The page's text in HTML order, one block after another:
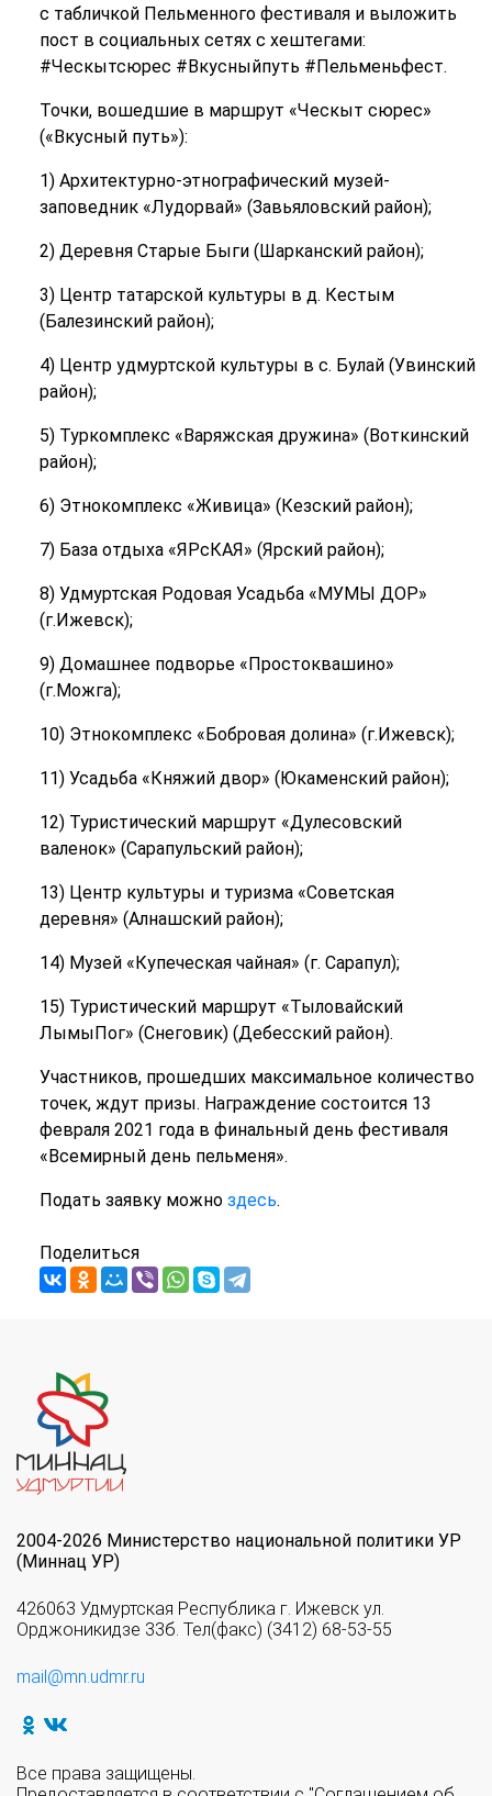
с табличкой Пельменного фестиваля и выложить
пост в социальных сетях с хештегами:
#Ческытсюрес #Вкусныйпуть #Пельменьфест.
Точки, вошедшие в маршрут «Ческыт сюрес»
(«Вкусный путь»):
1) Архитектурно-этнографический музей-
заповедник «Лудорвай» (Завьяловский район);
2) Деревня Старые Быги (Шарканский район);
3) Центр татарской культуры в д. Кестым
(Балезинский район);
4) Центр удмуртской культуры в с. Булай (Увинский
район);
5) Туркомплекс «Варяжская дружина» (Воткинский
район);
6) Этнокомплекс «Живица» (Кезский район);
7) База отдыха «ЯРсКАЯ» (Ярский район);
8) Удмуртская Родовая Усадьба «МУМЫ ДОР»
(г.Ижевск);
9) Домашнее подворье «Простоквашино»
(г.Можга);
10) Этнокомплекс «Бобровая долина» (г.Ижевск);
11) Усадьба «Княжий двор» (Юкаменский район);
12) Туристический маршрут «Дулесовский
валенок» (Сарапульский район);
13) Центр культуры и туризма «Советская
деревня» (Алнашский район);
14) Музей «Купеческая чайная» (г. Сарапул);
15) Туристический маршрут «Тыловайский
ЛымыПог» (Снеговик) (Дебесский район).
Участников, прошедших максимальное количество
точек, ждут призы. Награждение состоится 13
февраля 2021 года в финальный день фестиваля
«Всемирный день пельменя».
Подать заявку можно здесь.
Поделиться
2004-2026 Министерство национальной политики УР
(Миннац УР)
426063 Удмуртская Республика г. Ижевск ул.
Орджоникидзе 33б. Тел(факс) (3412) 68-53-55
mail@mn.udmr.ru
Все права защищены.